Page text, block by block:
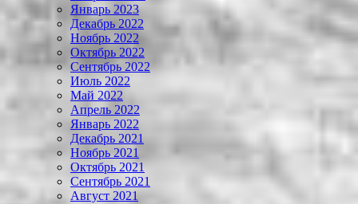
Январь 2023
Декабрь 2022
Ноябрь 2022
Октябрь 2022
Сентябрь 2022
Июль 2022
Май 2022
Апрель 2022
Январь 2022
Декабрь 2021
Ноябрь 2021
Октябрь 2021
Сентябрь 2021
Август 2021